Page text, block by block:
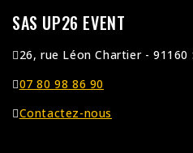
SAS UP26 EVENT
26, rue Léon Chartier -
07 80 98 86 90
Contactez-nous